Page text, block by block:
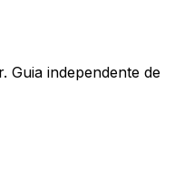
Guia independente de